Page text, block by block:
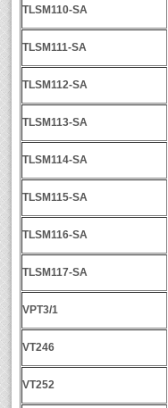
TLSM110-SA
TLSM111-SA
TLSM112-SA
TLSM113-SA
TLSM114-SA
TLSM115-SA
TLSM116-SA
TLSM117-SA
VPT3/1
VT246
VT252